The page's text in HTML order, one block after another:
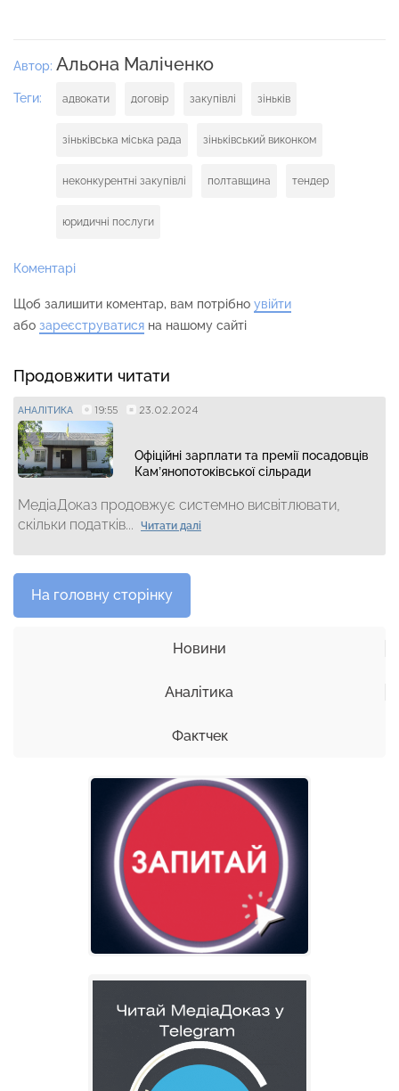
Автор: Альона Маліченко
Теги: адвокати договір закупівлі зіньків
зіньківська міська рада зіньківський виконком
неконкурентні закупівлі полтавщина тендер
юридичні послуги
Коментарі
Щоб залишити коментар, вам потрібно увійти
або зареєструватися на нашому сайті
Продовжити читати
АНАЛІТИКА 19:55 23.02.2024
Офіційні зарплати та премії посадовців
Кам’янопотоківської сільради
МедіаДоказ продовжує системно висвітлювати,
скільки податків...
Читати далі
На головну сторінку
Новини
Аналітика
Фактчек